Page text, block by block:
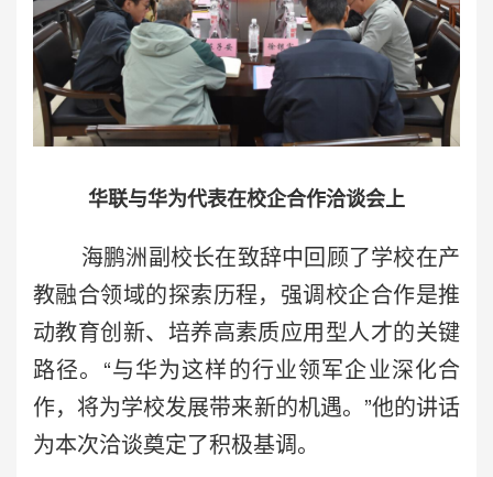
华联与华为代表在校企合作洽谈会上
海鹏洲副校长在致辞中回顾了学校在产
教融合领域的探索历程，强调校企合作是推
动教育创新、培养高素质应用型人才的关键
路径。“与华为这样的行业领军企业深化合
作，将为学校发展带来新的机遇。”他的讲话
为本次洽谈奠定了积极基调。